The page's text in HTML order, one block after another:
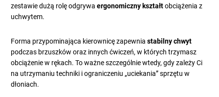
zestawie dużą rolę odgrywaergonomiczny kształtobciążenia z
uchwytem.
Forma przypominająca kierownicę zapewniastabilny chwyt
podczas brzuszków oraz innych ćwiczeń, w których trzymasz
obciążenie w rękach. To ważne szczególnie wtedy, gdy zależy Ci
na utrzymaniu techniki i ograniczeniu „uciekania” sprzętu w
dłoniach.